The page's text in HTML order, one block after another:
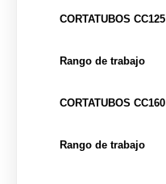
CORTATUBOS CC125
Rango de trabajo
CORTATUBOS CC160
Rango de trabajo